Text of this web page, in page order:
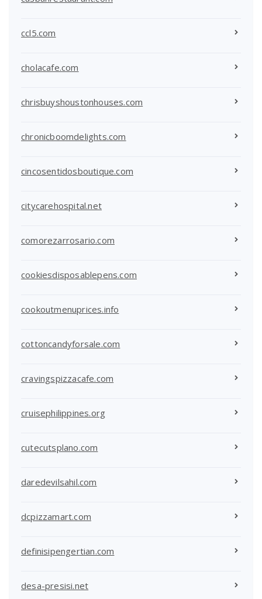
ccl5.com
cholacafe.com
chrisbuyshoustonhouses.com
chronicboomdelights.com
cincosentidosboutique.com
citycarehospital.net
comorezarrosario.com
cookiesdisposablepens.com
cookoutmenuprices.info
cottoncandyforsale.com
cravingspizzacafe.com
cruisephilippines.org
cutecutsplano.com
daredevilsahil.com
dcpizzamart.com
definisipengertian.com
desa-presisi.net